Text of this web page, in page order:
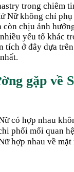
trong chiêm
Nữkhông chỉ phụ
còn chịu ảnh
yếu tố khác
tích ở đây dựa
gặp về
có hợp nhau
phối mối quan
hợp nhau về mặt